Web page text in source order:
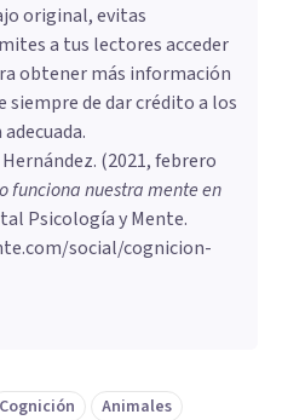
original, evitas
a tus lectores acceder
obtener más información
siempre de dar crédito a los
. (2021, febrero
funciona nuestra mente en
Psicología y Mente.
social/cognicion-
Cognición
Animales